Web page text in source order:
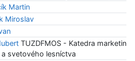
Martin
Miroslav
TUZDFMOS - Katedra
svetového lesníctva